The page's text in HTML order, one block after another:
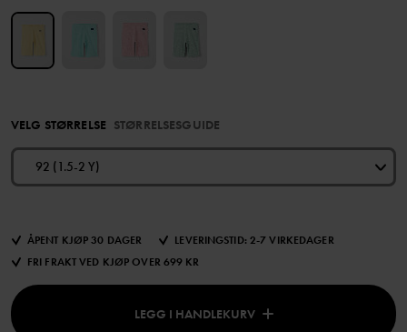
VELG STØRRELSE STØRRELSESGUIDE
92 (1.5-2 Y)
ÅPENT KJØP 30 DAGER
LEVERINGSTID: 2-7 VIRKEDAGER
FRI FRAKT VED KJØP OVER 699 KR
LEGG I HANDLEKURV